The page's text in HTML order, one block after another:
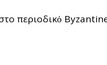
περιοδικό